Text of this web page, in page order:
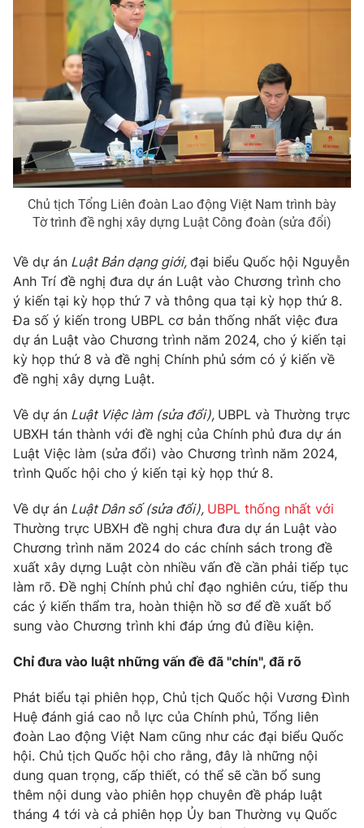
Chủ tịch Tổng Liên đoàn Lao động Việt Nam trình bày
Tờ trình đề nghị xây dựng Luật Công đoàn (sửa đổi)
Về dự án Luật Bản dạng giới, đại biểu Quốc hội Nguyễn
Anh Trí đề nghị đưa dự án Luật vào Chương trình cho
ý kiến tại kỳ họp thứ 7 và thông qua tại kỳ họp thứ 8.
Đa số ý kiến trong UBPL cơ bản thống nhất việc đưa
dự án Luật vào Chương trình năm 2024, cho ý kiến tại
kỳ họp thứ 8 và đề nghị Chính phủ sớm có ý kiến về
đề nghị xây dựng Luật.
Về dự án Luật Việc làm (sửa đổi), UBPL và Thường trực
UBXH tán thành với đề nghị của Chính phủ đưa dự án
Luật Việc làm (sửa đổi) vào Chương trình năm 2024,
trình Quốc hội cho ý kiến tại kỳ họp thứ 8.
Về dự án Luật Dân số (sửa đổi), UBPL thống nhất với
Thường trực UBXH đề nghị chưa đưa dự án Luật vào
Chương trình năm 2024 do các chính sách trong đề
xuất xây dựng Luật còn nhiều vấn đề cần phải tiếp tục
làm rõ. Đề nghị Chính phủ chỉ đạo nghiên cứu, tiếp thu
các ý kiến thẩm tra, hoàn thiện hồ sơ để đề xuất bổ
sung vào Chương trình khi đáp ứng đủ điều kiện.
Chỉ đưa vào luật những vấn đề đã "chín", đã rõ
Phát biểu tại phiên họp, Chủ tịch Quốc hội Vương Đình
Huệ đánh giá cao nỗ lực của Chính phủ, Tổng liên
đoàn Lao động Việt Nam cũng như các đại biểu Quốc
hội. Chủ tịch Quốc hội cho rằng, đây là những nội
dung quan trọng, cấp thiết, có thể sẽ cần bổ sung
thêm nội dung vào phiên họp chuyên đề pháp luật
tháng 4 tới và cả phiên họp Ủy ban Thường vụ Quốc